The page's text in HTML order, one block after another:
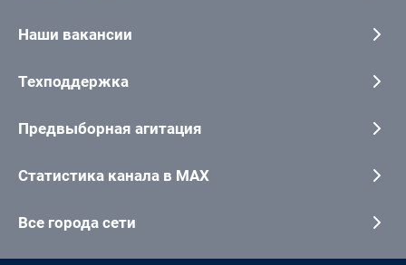
Наши вакансии
Техподдержка
Предвыборная агитация
Статистика канала в MAX
Все города сети